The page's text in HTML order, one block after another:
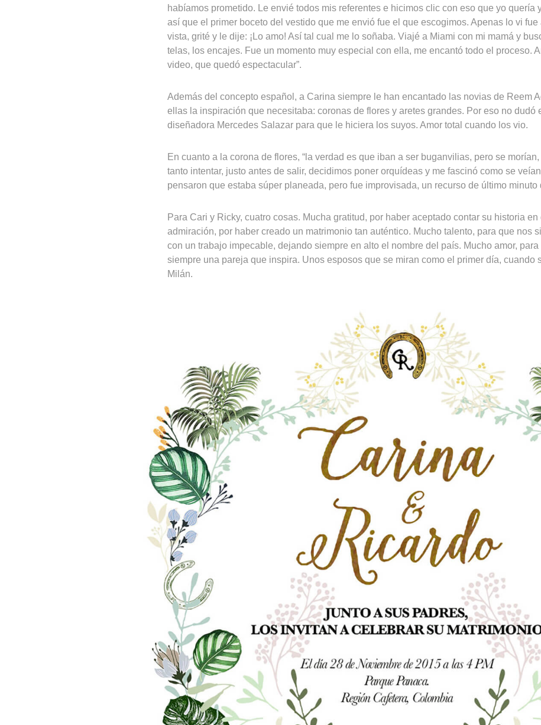
habíamos prometido. Le envié todos mis referentes e hicimos clic con eso que yo quería
así que el primer boceto del vestido que me envió fue el que escogimos. Apenas lo vi fue
vista, grité y le dije: ¡Lo amo! Así tal cual me lo soñaba. Viajé a Miami con mi mamá y
telas, los encajes. Fue un momento muy especial con ella, me encantó todo el proceso.
video, que quedó espectacular”.
Además del concepto español, a Carina siempre le han encantado las novias de Reem
ellas la inspiración que necesitaba: coronas de flores y aretes grandes. Por eso no dudó
diseñadora Mercedes Salazar para que le hiciera los suyos. Amor total cuando los vio.
En cuanto a la corona de flores, “la verdad es que iban a ser buganvilias, pero se
tanto intentar, justo antes de salir, decidimos poner orquídeas y me fascinó como se
pensaron que estaba súper planeada, pero fue improvisada, un recurso de último minuto
Para Cari y Ricky, cuatro cosas. Mucha gratitud, por haber aceptado contar su historia
admiración, por haber creado un matrimonio tan auténtico. Mucho talento, para que nos
con un trabajo impecable, dejando siempre en alto el nombre del país. Mucho amor, para
siempre una pareja que inspira. Unos esposos que se miran como el primer día, cuando
Milán.